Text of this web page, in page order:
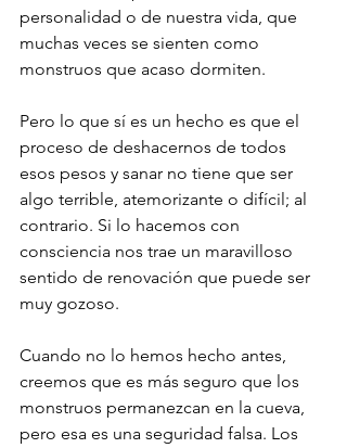
personalidad o de nuestra vida, que
muchas veces se sienten como
monstruos que acaso dormiten.
Pero lo que sí es un hecho es que el
proceso de deshacernos de todos
esos pesos y sanar no tiene que ser
algo terrible, atemorizante o difícil; al
contrario. Si lo hacemos con
consciencia nos trae un maravilloso
sentido de renovación que puede ser
muy gozoso.
Cuando no lo hemos hecho antes,
creemos que es más seguro que los
monstruos permanezcan en la cueva,
pero esa es una seguridad falsa. Los